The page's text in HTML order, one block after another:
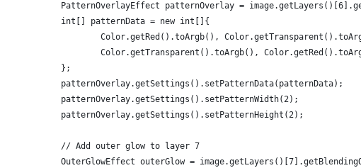
PatternOverlayEffect patternOverlay =
            int[] patternData = new int[]{
Color.getRed().toArgb(),
Color.getTransparent().toArgb(),
            };
            patternOverlay.getSettings().setPatternData(patternData);
            patternOverlay.getSettings().setPatternWidth(2);
            patternOverlay.getSettings().setPatternHeight(2);
            // Add outer glow to layer 7
OuterGlowEffect outerGlow =